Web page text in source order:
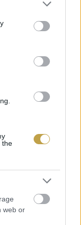
You may click to
party tags to
in below Google
the
web or